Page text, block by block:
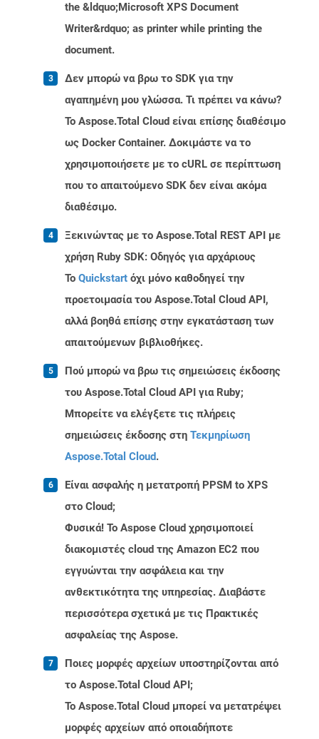
the &ldquo;Microsoft XPS Document
Writer&rdquo; as printer while printing the
document.
Δεν μπορώ να βρω το SDK για την
αγαπημένη μου γλώσσα. Τι πρέπει να κάνω?
Το Aspose.Total Cloud είναι επίσης διαθέσιμο
ως Docker Container. Δοκιμάστε να το
χρησιμοποιήσετε με το cURL σε περίπτωση
που το απαιτούμενο SDK δεν είναι ακόμα
διαθέσιμο.
Ξεκινώντας με το Aspose.Total REST API με
χρήση Ruby SDK: Οδηγός για αρχάριους
Το Quickstart όχι μόνο καθοδηγεί την
προετοιμασία του Aspose.Total Cloud API,
αλλά βοηθά επίσης στην εγκατάσταση των
απαιτούμενων βιβλιοθήκες.
Πού μπορώ να βρω τις σημειώσεις έκδοσης
του Aspose.Total Cloud API για Ruby;
Μπορείτε να ελέγξετε τις πλήρεις
σημειώσεις έκδοσης στη Τεκμηρίωση
Aspose.Total Cloud.
Είναι ασφαλής η μετατροπή PPSM to XPS
στο Cloud;
Φυσικά! Το Aspose Cloud χρησιμοποιεί
διακομιστές cloud της Amazon EC2 που
εγγυώνται την ασφάλεια και την
ανθεκτικότητα της υπηρεσίας. Διαβάστε
περισσότερα σχετικά με τις Πρακτικές
ασφαλείας της Aspose.
Ποιες μορφές αρχείων υποστηρίζονται από
το Aspose.Total Cloud API;
Το Aspose.Total Cloud μπορεί να μετατρέψει
μορφές αρχείων από οποιαδήποτε